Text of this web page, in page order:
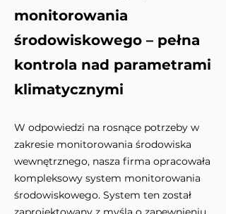
monitorowania
środowiskowego – pełna
kontrola nad parametrami
klimatycznymi
W odpowiedzi na rosnące potrzeby w
zakresie monitorowania środowiska
wewnętrznego, nasza firma opracowała
kompleksowy system monitorowania
środowiskowego. System ten został